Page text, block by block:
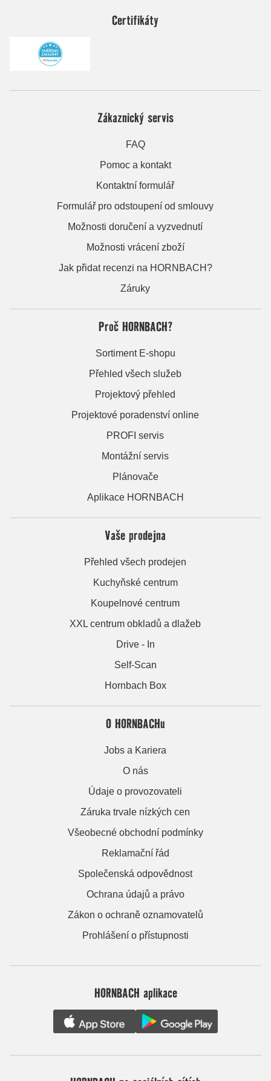
Certifikáty
Zákaznický servis
FAQ
Pomoc a kontakt
Kontaktní formulář
Formulář pro odstoupení od smlouvy
Možnosti doručení a vyzvednutí
Možnosti vrácení zboží
Jak přidat recenzi na HORNBACH?
Záruky
Proč HORNBACH?
Sortiment E-shopu
Přehled všech služeb
Projektový přehled
Projektové poradenství online
PROFI servis
Montážní servis
Plánovače
Aplikace HORNBACH
Vaše prodejna
Přehled všech prodejen
Kuchyňské centrum
Koupelnové centrum
XXL centrum obkladů a dlažeb
Drive - In
Self-Scan
Hornbach Box
O HORNBACHu
Jobs a Kariera
O nás
Údaje o provozovateli
Záruka trvale nízkých cen
Všeobecné obchodní podmínky
Reklamační řád
Společenská odpovědnost
Ochrana údajů a právo
Zákon o ochraně oznamovatelů
Prohlášení o přístupnosti
HORNBACH aplikace